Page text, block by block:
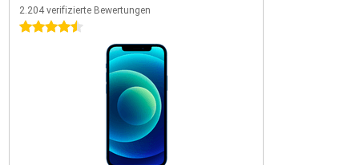
2.204 verifizierte Bewertungen
4.5 Sterne